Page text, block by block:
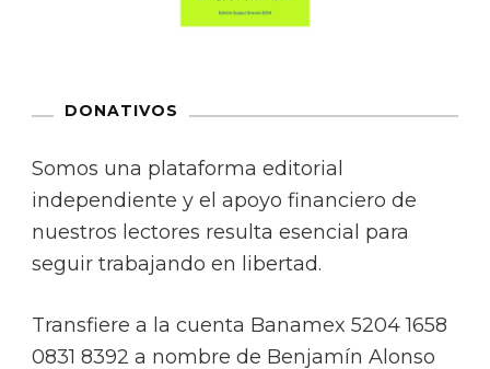
DONATIVOS
Somos una plataforma editorial
independiente y el apoyo financiero de
nuestros lectores resulta esencial para
seguir trabajando en libertad.
Transfiere a la cuenta Banamex 5204 1658
0831 8392 a nombre de Benjamín Alonso